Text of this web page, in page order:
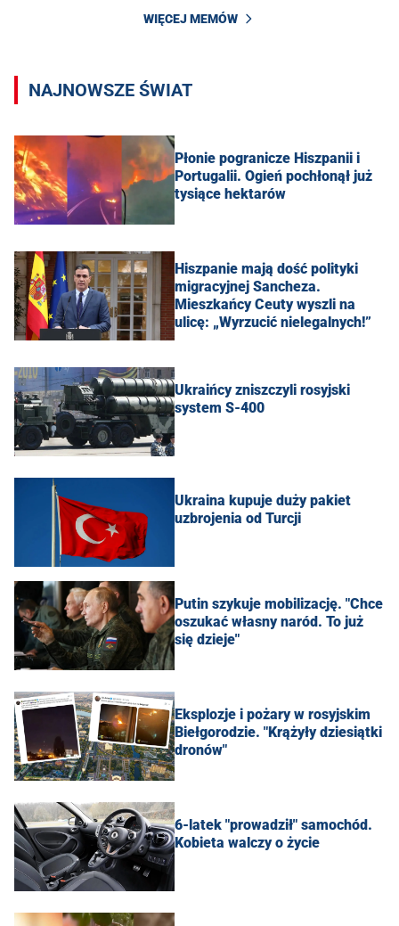
WIĘCEJ MEMÓW
NAJNOWSZE ŚWIAT
Płonie pogranicze Hiszpanii i
Portugalii. Ogień pochłonął już
tysiące hektarów
Hiszpanie mają dość polityki
migracyjnej Sancheza.
Mieszkańcy Ceuty wyszli na
ulicę: „Wyrzucić nielegalnych!”
Ukraińcy zniszczyli rosyjski
system S-400
Ukraina kupuje duży pakiet
uzbrojenia od Turcji
Putin szykuje mobilizację. "Chce
oszukać własny naród. To już
się dzieje"
Eksplozje i pożary w rosyjskim
Biełgorodzie. "Krążyły dziesiątki
dronów"
6-latek "prowadził" samochód.
Kobieta walczy o życie